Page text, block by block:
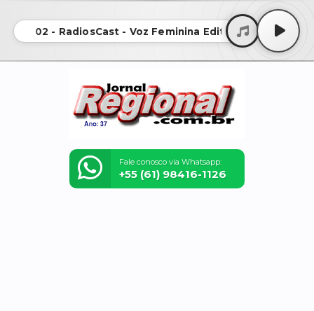
02 - RadiosCast - Voz Feminina Edit
Fale conosco via Whatsapp:
+55 (61) 98416-1126